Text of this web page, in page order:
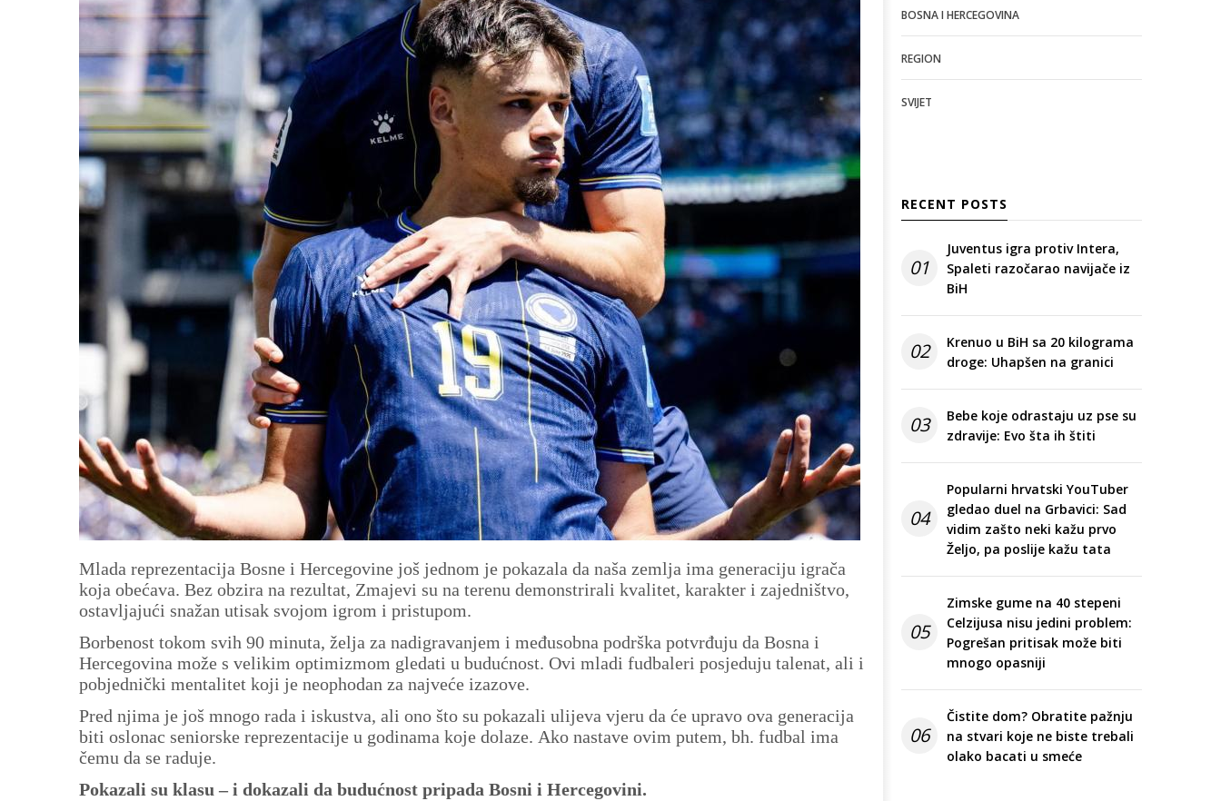
Mlada reprezentacija Bosne i Hercegovine još jednom je pokazala da naša zemlja ima generaciju igrača
koja obećava. Bez obzira na rezultat, Zmajevi su na terenu demonstrirali kvalitet, karakter i zajedništvo,
ostavljajući snažan utisak svojom igrom i pristupom.
Borbenost tokom svih 90 minuta, želja za nadigravanjem i međusobna podrška potvrđuju da Bosna i
Hercegovina može s velikim optimizmom gledati u budućnost. Ovi mladi fudbaleri posjeduju talenat, ali i
pobjednički mentalitet koji je neophodan za najveće izazove.
Pred njima je još mnogo rada i iskustva, ali ono što su pokazali ulijeva vjeru da će upravo ova generacija
biti oslonac seniorske reprezentacije u godinama koje dolaze. Ako nastave ovim putem, bh. fudbal ima
čemu da se raduje.
Pokazali su klasu – i dokazali da budućnost pripada Bosni i Hercegovini.
BOSNA I HERCEGOVINA
REGION
SVIJET
RECENT POSTS
01
Juventus igra protiv Intera,
Spaleti razočarao navijače iz
BiH
02
Krenuo u BiH sa 20 kilograma
droge: Uhapšen na granici
03
Bebe koje odrastaju uz pse su
zdravije: Evo šta ih štiti
04
Popularni hrvatski YouTuber
gledao duel na Grbavici: Sad
vidim zašto neki kažu prvo
Željo, pa poslije kažu tata
05
Zimske gume na 40 stepeni
Celzijusa nisu jedini problem:
Pogrešan pritisak može biti
mnogo opasniji
06
Čistite dom? Obratite pažnju
na stvari koje ne biste trebali
olako bacati u smeće